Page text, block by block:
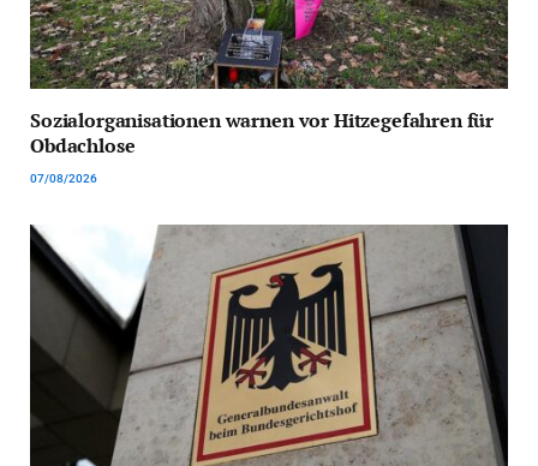
Sozialorganisationen warnen vor Hitzegefahren für
Obdachlose
07/08/2026